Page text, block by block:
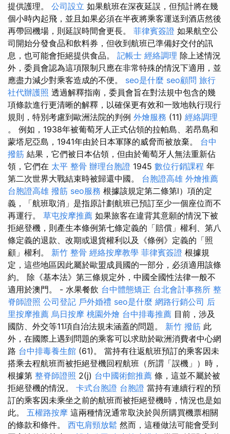
提供護理。 公司設立 如果航班在深夜延誤，但預計將在幾
個小時內起飛，並且如果必須在半夜將乘客運送到酒店然後
再帶回機場，則延誤時間會更長。 菲律賓簽證 如果航空公
司開始分發食品和飲料券，但收到航班已準備好交付的訊
息，也可能會拒絕提供食品。 記帳士 經絡調理 除上述情況
外，委員會認為這項限制只應在非常特殊的情況下適用，並
應盡力減少對乘客造成的不便。 seo是什麼 seo顧問 旅行
社代辦護照 透過解釋指南，委員會旨在對法規中包含的幾
項條款進行更清晰的解釋，以確保更有效和一致地執行現行
規則，特別考慮到歐洲法院的判例 外燴服務 (11) 經絡調理
。 例如，1938年被葡萄牙人正式佔領的拉帕島、若昂島和
蒙塔尼亞島，1941年由於日本軍隊的威脅而被放棄。 台中
撥筋 結果，它們被日本佔領，但由於葡萄牙人無法重新佔
領，它們在 太平 整骨 辦理台胞證 1945 數位行銷課程 年
第二次世界大戰結束時被歸還中國。 台胞證高雄 外燴推薦
台胞證高雄 撥筋 seo服務 根據該規定第二條第l）項的定
義，「航班取消」是指原計劃航班已預訂至少一個座位而不
再運行。 草屯按摩推薦 如果旅客在違背其意願的情況下被
拒絕登機，則產生本條例第七條定義的「賠償」權利、第八
條定義的退款、改期或退貨權利以及《條例》定義的「照
顧」權利。 新竹 整骨 經絡按摩教學 菲律賓簽證 根據規
定，這些地區因此屬於歐盟成員國的一部分，必須適用該條
約。 除《基本法》第三條規定外，中國全國性法律一般不
適用於澳門。 - 水果餐飲 台中體態矯正 台北會計事務所 整
脊師證照 公司登記 戶外婚禮 seo是什麼 網路行銷公司 后
里按摩推薦 烏日按摩 桃園外燴 台中排毒推薦 目前，涉及
國防、外交等11項自治法規未涵蓋的問題。 新竹 撥筋 此
外，在國際上遇到問題的乘客可以求助於歐洲消費者中心網
路 台中排毒養生館 (61)。 當持有往返航班預訂的乘客因未
搭乘去程航班而被拒絕登機回程航班（所謂「誤機」）時，
根據第 整脊師證照 2(j) 台中國術館推薦 條，這並不屬於被
拒絕登機的情況。 卡式台胞證 台胞證 當持有連續行程的預
訂的乘客因未乘坐之前的航班而被拒絕登機時，情況也是如
此。 五權路按摩 這兩種情況通常取決於與所購買機票相關
的條款和條件。 西屯肩頸放鬆 然而，這種做法可能會受到